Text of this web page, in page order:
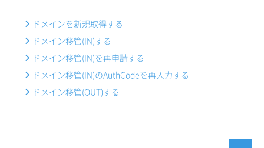
ドメインを新規取得する
ドメイン移管(IN)する
ドメイン移管(IN)を再申請する
ドメイン移管(IN)のAuthCodeを再入力する
ドメイン移管(OUT)する